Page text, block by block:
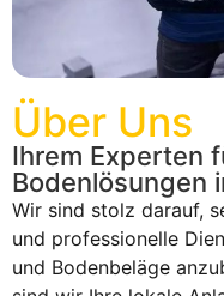
Über Uns
Ihrem Experten
Bodenlösungen
Wir sind stolz darauf,
und professionelle
und Bodenbeläge